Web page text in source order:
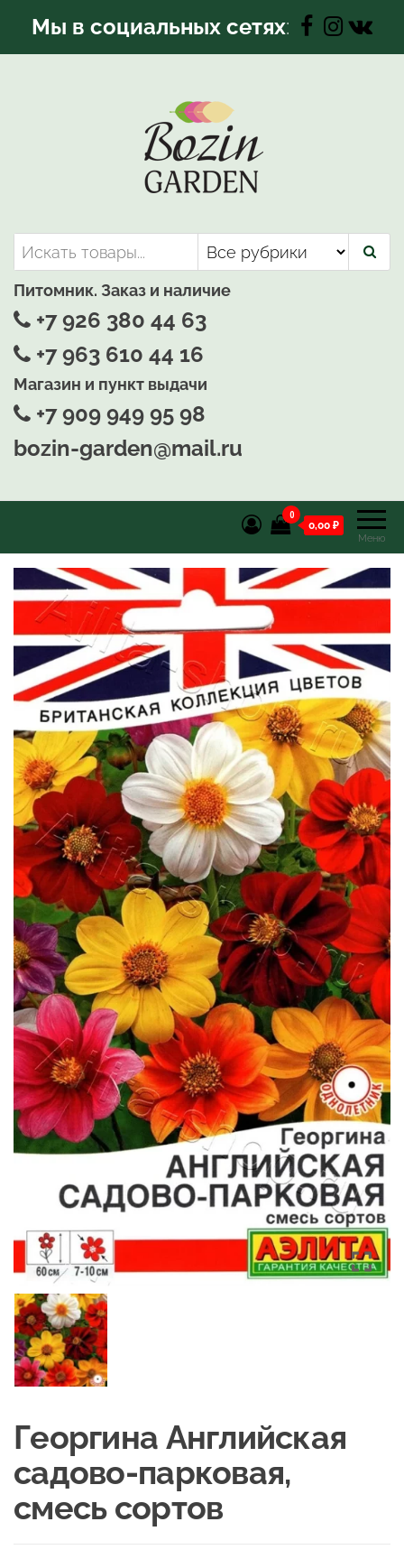
Мы в социальных сетях:
Bozin-Garden | Садовый центр
Садовый центр, Растения
для вашего сада
Питомник. Заказ и наличие
+7 926 380 44 63
+7 963 610 44 16
Магазин и пункт выдачи
+7 909 949 95 98
bozin-garden@mail.ru
Меню
0
0,00 ₽
Георгина Английская
садово-парковая,
смесь сортов